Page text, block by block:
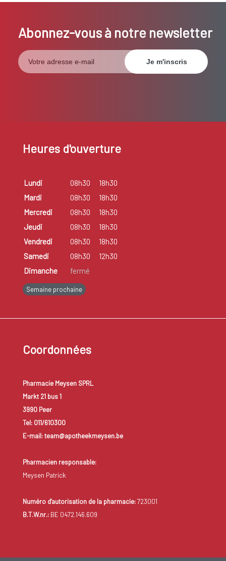
Abonnez-vous à notre newsletter
Heures d'ouverture
Lundi 08h30
18h30
Mardi
08h30
18h30
Mercredi
08h30
18h30
Jeudi
08h30
18h30
Vendredi
08h30
18h30
Samedi
08h30
12h30
Dimanche
fermé
Semaine prochaine
Coordonnées
Pharmacie Meysen SPRL
Markt 21 bus 1
3990 Peer
Tel: 011/610300
E-mail: team@apotheekmeysen.be
Pharmacien responsable:
Meysen Patrick
Numéro d'autorisation de la pharmacie:723001
B.T.W.nr.:BE 0472.146.609